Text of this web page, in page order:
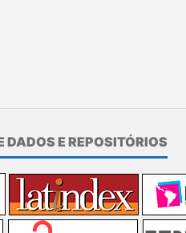
DADOS E REPOSITÓRIOS